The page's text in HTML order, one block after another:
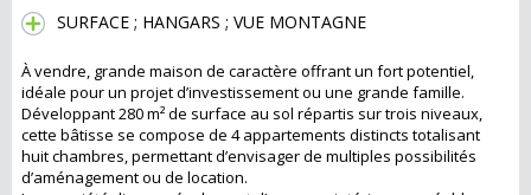
SURFACE ; HANGARS ; VUE MONTAGNE
À vendre, grande maison de caractère offrant un fort potentiel,
idéale pour un projet d’investissement ou une grande famille.
Développant 280 m² de surface au sol répartis sur trois niveaux,
cette bâtisse se compose de 4 appartements distincts totalisant
huit chambres, permettant d’envisager de multiples possibilités
d’aménagement ou de location.